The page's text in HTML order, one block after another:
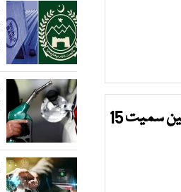
شام میں مسافروں سے بھرے ٹرک کو دھماکے سے اُڑا دیا گیا؛ 14 خواتین سمیت 15